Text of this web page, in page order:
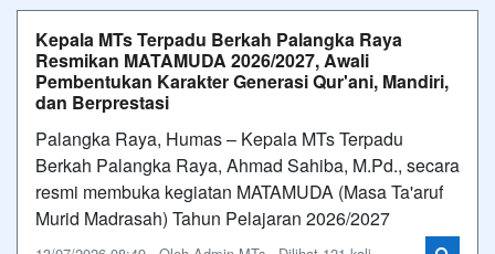
Kepala MTs Terpadu Berkah Palangka Raya
Resmikan MATAMUDA 2026/2027, Awali
Pembentukan Karakter Generasi Qur'ani, Mandiri,
dan Berprestasi
Palangka Raya, Humas – Kepala MTs Terpadu
Berkah Palangka Raya, Ahmad Sahiba, M.Pd., secara
resmi membuka kegiatan MATAMUDA (Masa Ta'aruf
Murid Madrasah) Tahun Pelajaran 2026/2027